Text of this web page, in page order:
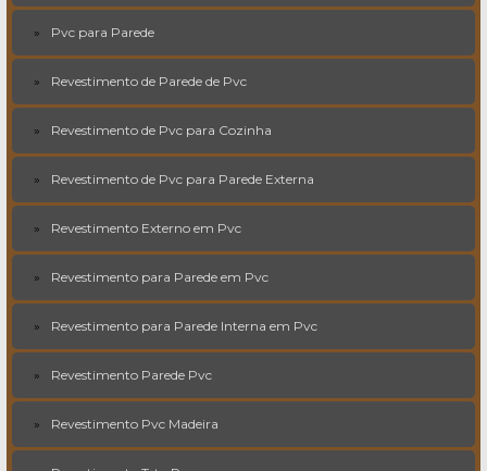
Pvc para Parede
Revestimento de Parede de Pvc
Revestimento de Pvc para Cozinha
Revestimento de Pvc para Parede Externa
Revestimento Externo em Pvc
Revestimento para Parede em Pvc
Revestimento para Parede Interna em Pvc
Revestimento Parede Pvc
Revestimento Pvc Madeira